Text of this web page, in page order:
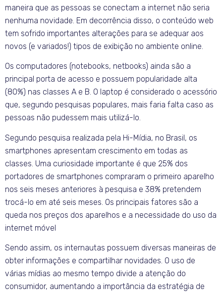
maneira que as pessoas se conectam a internet não seria
nenhuma novidade. Em decorrência disso, o conteúdo web
tem sofrido importantes alterações para se adequar aos
novos (e variados!) tipos de exibição no ambiente online.
Os computadores (notebooks, netbooks) ainda são a
principal porta de acesso e possuem popularidade alta
(80%) nas classes A e B. O laptop é considerado o acessório
que, segundo pesquisas populares, mais faria falta caso as
pessoas não pudessem mais utilizá-lo.
Segundo pesquisa realizada pela Hi-Mídia, no Brasil, os
smartphones apresentam crescimento em todas as
classes. Uma curiosidade importante é que 25% dos
portadores de smartphones compraram o primeiro aparelho
nos seis meses anteriores à pesquisa e 38% pretendem
trocá-lo em até seis meses. Os principais fatores são a
queda nos preços dos aparelhos e a necessidade do uso da
internet móvel
Sendo assim, os internautas possuem diversas maneiras de
obter informações e compartilhar novidades. O uso de
várias mídias ao mesmo tempo divide a atenção do
consumidor, aumentando a importância da estratégia de